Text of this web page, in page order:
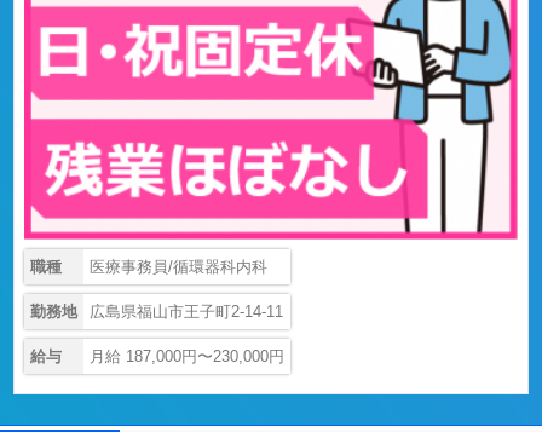
職種 医療事務員/循環器科内科
勤務地 広島県福山市王子町2-14-11
給与 月給 187,000円〜230,000円